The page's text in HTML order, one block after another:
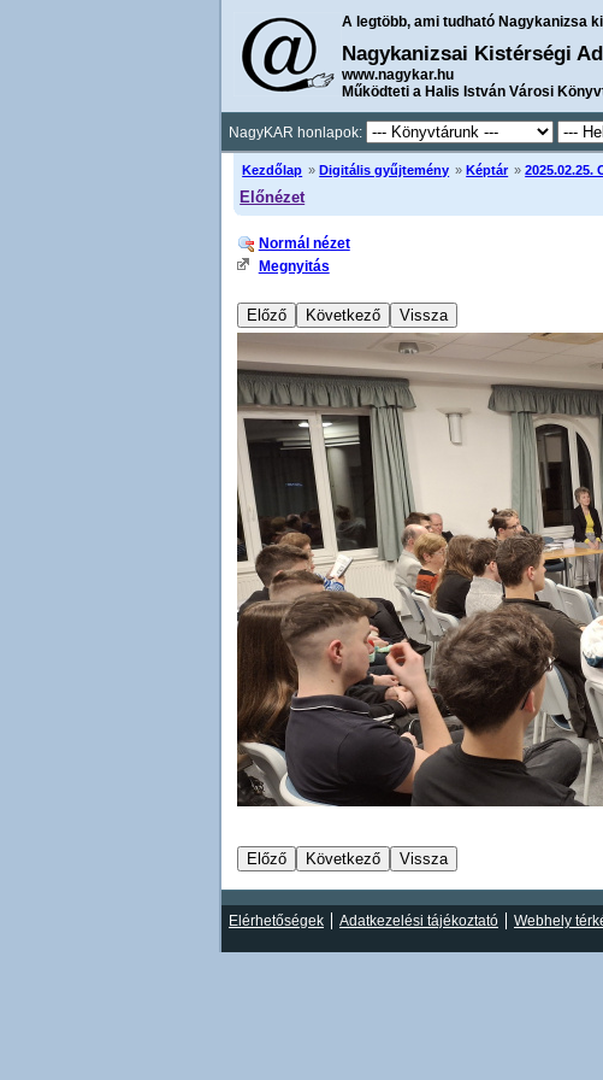
A legtöbb, ami tudható Nagykanizsa
Nagykanizsai Kistérségi
www.nagykar.hu
Működteti a Halis István Városi
NagyKAR honlapok:
Kezdőlap » Digitális gyűjtemény » Képtár »2025.02.25.
Előnézet
Normál nézet
Megnyitás
Elérhetőségek Adatkezelési tájékoztató Webhely